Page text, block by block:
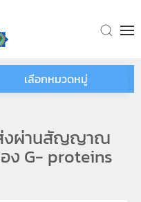
เลือกหมวดหมู่
ส่งผ่านสัญญาณ
ง G- proteins